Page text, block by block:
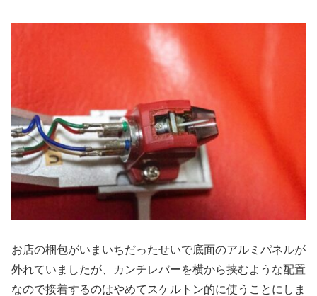
お店の梱包がいまいちだったせいで底面のアルミパネルが
外れていましたが、カンチレバーを横から挟むような配置
なので接着するのはやめてスケルトン的に使うことにしま